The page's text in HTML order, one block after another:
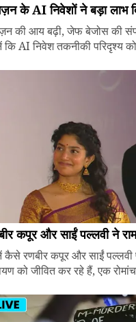
के AI निवेशों ने बड़ा लाभ
की आय बढ़ी, जेफ बेजोस की
कि AI निवेश तकनीकी परिदृश्य
कपूर और साईं पल्लवी ने
कैसे रणबीर कपूर और साईं
को जीवित कर रहे हैं, एक